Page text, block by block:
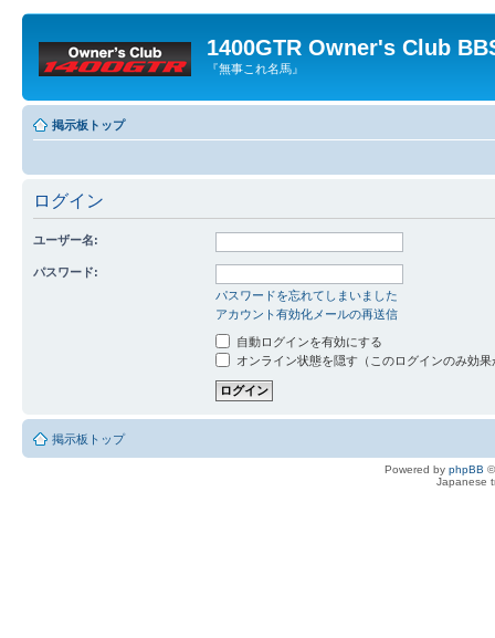
1400GTR Owner's Club
『無事これ名馬』
掲示板トップ
ログイン
ユーザー名:
パスワード:
パスワードを忘れてしまいました
アカウント有効化メールの再送信
自動ログインを有効にする
オンライン状態を隠す（このログインのみ効
掲示板トップ
Powered by phpBB
Japanese